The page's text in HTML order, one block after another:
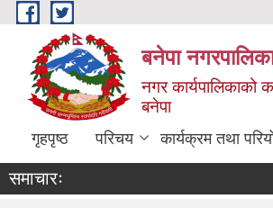
Skip to main content
बनेपा
नगर कार्यपालिकाको
बनेपा
गृहपृष्ठ परिचय कार्यक्रम तथा
समाचारः